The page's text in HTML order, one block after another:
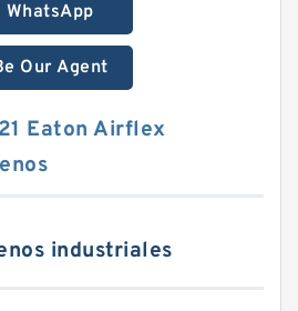
WhatsApp
Our Agent
Eaton Airflex
industriales